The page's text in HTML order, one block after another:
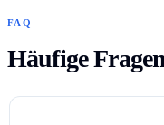
FAQ
Häufige